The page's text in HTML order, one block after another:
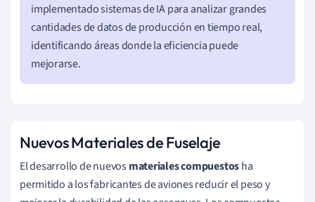
implementado sistemas de IA para analizar grandes
cantidades de datos de producción en tiempo real,
identificando áreas donde la eficiencia puede
mejorarse.
Nuevos Materiales de Fuselaje
El desarrollo de nuevosmateriales compuestosha
permitido a los fabricantes de aviones reducir el peso y